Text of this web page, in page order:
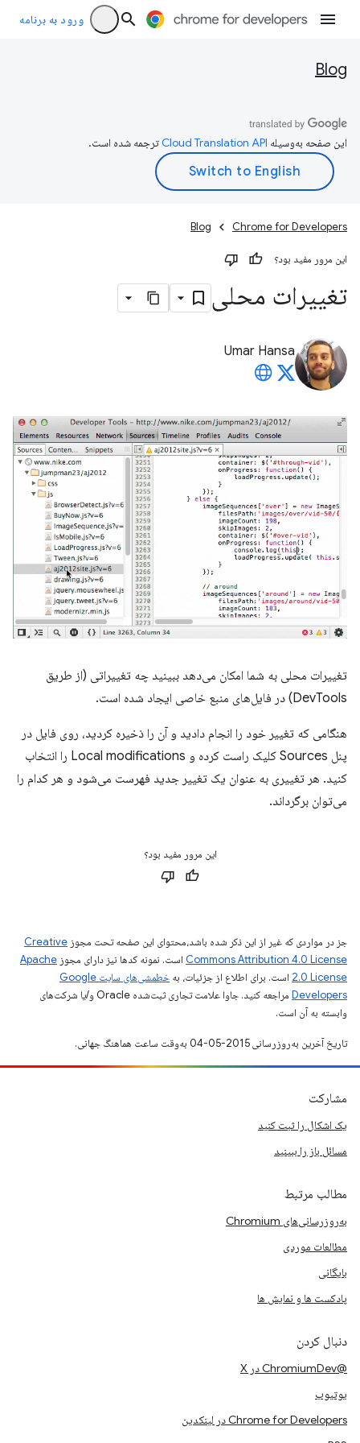
ورود به برنامه
Blog
این صفحه به‌وسیله ترجمه شده است.
Chrome for Developers
Blog
این مرور مفید بود؟
تغییرات محلی
Umar Hansa
تغییرات محلی به شما امکان می‌دهد ببینید چه تغییراتی (از طریق
DevTools) در فایل‌های منبع خاصی ایجاد شده است.
هنگامی که تغییر خود را انجام دادید و آن را ذخیره کردید، روی فایل در
پنل Sources کلیک راست کرده و Local modifications را انتخاب
کنید. هر تغییری به عنوان یک تغییر جدید فهرست می‌شود و هر کدام را
می‌توان برگرداند.
این مرور مفید بود؟
جز در مواردی که غیر از این ذکر شده باشد،‌محتوای این صفحه تحت مجوز Creative
Commons Attribution 4.0 License است. نمونه کدها نیز دارای مجوز Apache
2.0 License است. برای اطلاع از جزئیات، به
خطمشی‌های سایت Google
Developers‏
مراجعه کنید. جاوا علامت تجاری ثبت‌شده Oracle و/یا شرکت‌های
وابسته به آن است.
تاریخ آخرین به‌روزرسانی 2015-05-04 به‌وقت ساعت هماهنگ جهانی.
مشارکت
یک اشکال را ثبت کنید
مسائل باز را ببینید
مطالب مرتبط
به‌روزرسانی‌های Chromium
مطالعات موردی
بایگانی
پادکست ها و نمایش ها
دنبال کردن
@ChromiumDev در X
یوتیوب
Chrome for Developers در لینکدین